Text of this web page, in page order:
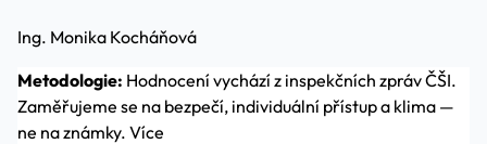
Ing. Monika Kocháňová
Metodologie: Hodnocení vychází z inspekčních zpráv ČŠI.
Zaměřujeme se na bezpečí, individuální přístup a klima —
ne na známky. Více